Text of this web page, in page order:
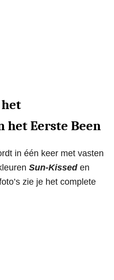
het Eerste Been
in één keer met vasten
Sun-Kisseden
zie je het complete